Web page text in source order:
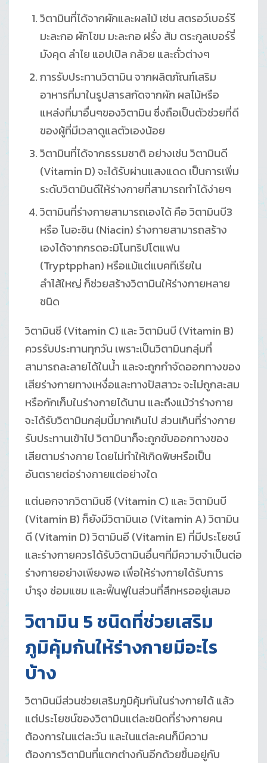
วิตามินที่ได้จากผักและผลไม้ เช่น สตรอว์เบอร์รี
มะละกอ ผักโขม มะละกอ ฝรั่ง ส้ม ตระกูลเบอร์รี่
มังคุด ลำไย แอปเปิล กล้วย และถั่วต่างๆ
การรับประทานวิตามิน จากผลิตภัณฑ์เสริม
อาหารที่มาในรูปสารสกัดจากผัก ผลไม้หรือ
แหล่งที่มาอื่นๆของวิตามิน ซึ่งถือเป็นตัวช่วยที่ดี
ของผู้ที่มีเวลาดูแลตัวเองน้อย
วิตามินที่ได้จากธรรมชาติ อย่างเช่น วิตามินดี
(Vitamin D) จะได้รับผ่านแสงแดด เป็นการเพิ่ม
ระดับวิตามินดีให้ร่างกายที่สามารถทำได้ง่ายๆ
วิตามินที่ร่างกายสามารถเองได้ คือ วิตามินบี3
หรือ ไนอะซิน (Niacin) ร่างกายสามารถสร้าง
เองได้จากกรดอะมิโนทริปโตแฟน
(Tryptpphan) หรือแม้แต่แบคทีเรียใน
ลำไส้ใหญ่ ก็ช่วยสร้างวิตามินให้ร่างกายหลาย
ชนิด
วิตามินซี (Vitamin C) และ วิตามินบี (Vitamin B)
ควรรับประทานทุกวัน เพราะเป็นวิตามินกลุ่มที่
สามารถละลายได้ในน้ำ และจะถูกกำจัดออกทางของ
เสียร่างกายทางเหงื่อและทางปัสสาวะ จะไม่ถูกสะสม
หรือกักเก็บในร่างกายได้นาน และถึงแม้ว่าร่างกาย
จะได้รับวิตามินกลุ่มนี้มากเกินไป ส่วนเกินที่ร่างกาย
รับประทานเข้าไป วิตามินาก็จะถูกขับออกทางของ
เสียตามร่างกาย โดยไม่ทำให้เกิดพิษหรือเป็น
อันตรายต่อร่างกายแต่อย่างใด
แต่นอกจากวิตามินซี (Vitamin C) และ วิตามินบี
(Vitamin B) ก็ยังมีวิตามินเอ (Vitamin A) วิตามิน
ดี (Vitamin D) วิตามินอี (Vitamin E) ที่มีประโยชน์
และร่างกายควรได้รับวิตามินอื่นๆที่มีความจำเป็นต่อ
ร่างกายอย่างเพียงพอ เพื่อให้ร่างกายได้รับการ
บำรุง ซ่อมแซม และฟื้นฟูในส่วนที่สึกหรออยู่เสมอ
วิตามิน 5 ชนิดที่ช่วยเสริม
ภูมิคุ้มกันให้ร่างกายมีอะไร
บ้าง
วิตามินมีส่วนช่วยเสริมภูมิคุ้มกันในร่างกายได้ แล้ว
แต่ประโยชน์ของวิตามินแต่ละชนิดที่ร่างกายคน
ต้องการในแต่ละวัน และในแต่ละคนก็มีความ
ต้องการวิตามินที่แตกต่างกันอีกด้วยขึ้นอยู่กับ